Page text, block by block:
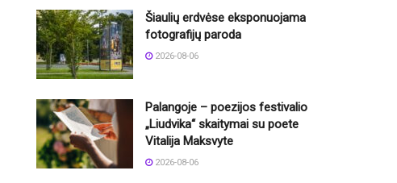
Šiaulių erdvėse eksponuojama
fotografijų paroda
2026-08-06
Palangoje – poezijos festivalio
„Liudvika“ skaitymai su poete
Vitalija Maksvyte
2026-08-06